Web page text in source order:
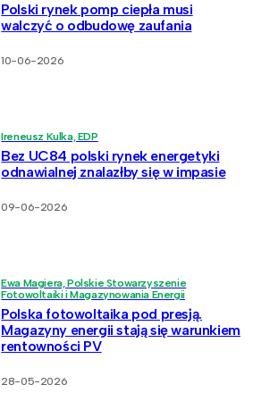
Polski rynek pomp ciepła musi
walczyć o odbudowę zaufania
10-06-2026
Ireneusz Kulka, EDP
Bez UC84 polski rynek energetyki
odnawialnej znalazłby się w impasie
09-06-2026
Ewa Magiera, Polskie Stowarzyszenie
Fotowoltaiki i Magazynowania Energii
Polska fotowoltaika pod presją.
Magazyny energii stają się warunkiem
rentowności PV
28-05-2026